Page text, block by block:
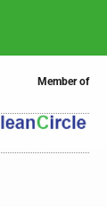
Member of